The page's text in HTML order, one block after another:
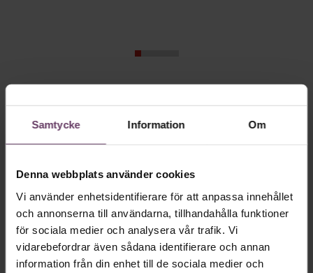
Samtycke Information Om
Denna webbplats använder cookies
Vi använder enhetsidentifierare för att anpassa innehållet
och annonserna till användarna, tillhandahålla funktioner
för sociala medier och analysera vår trafik. Vi
vidarebefordrar även sådana identifierare och annan
information från din enhet till de sociala medier och
Skriv som en vd med en
app
MVH VD
Kan en app som förvandlar
text till korthugget vd-språk – utan
artighetsfraser, men gärna stavfel – vara
vägen för den som vill nå fram till
toppcheferna?